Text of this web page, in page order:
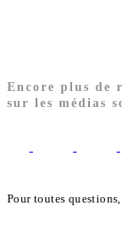
Encore plus de
sur les médias
Pour toutes